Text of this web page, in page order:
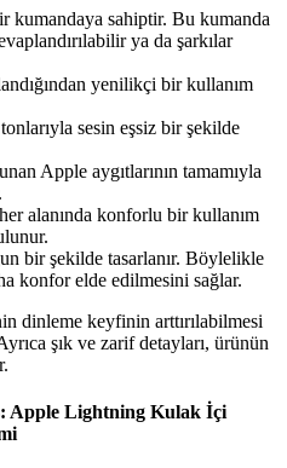
kumandaya sahiptir. Bu kumanda
ya da şarkılar
yenilikçi bir kullanım
sesin eşsiz bir şekilde
Apple aygıtlarının tamamıyla
alanında konforlu bir kullanım
bir şekilde tasarlanır. Böylelikle
konfor elde edilmesini sağlar.
dinleme keyfinin arttırılabilmesi
şık ve zarif detayları, ürünün
Apple Lightning Kulak İçi